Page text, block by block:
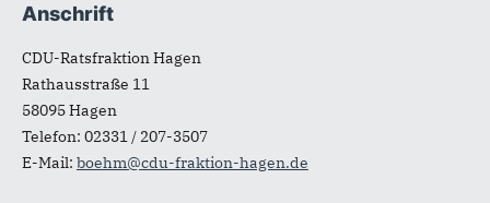
Fußbereich
Anschrift
CDU-Ratsfraktion Hagen
Rathausstraße 11
58095Hagen
Telefon: 02331 / 207-3507
E-Mail: boehm@cdu-fraktion-hagen.de